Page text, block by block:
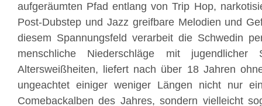
aufgeräumten Pfad entlang von Trip Hop,
Post-Dubstep und Jazz greifbare Melodien und
diesem Spannungsfeld verarbeit die Schwedin
menschliche Niederschläge mit jugendlicher
Altersweißheiten, liefert nach über 18 Jahren
ungeachtet einiger weniger Längen nicht nur
Comebackalben des Jahres, sondern vielleicht